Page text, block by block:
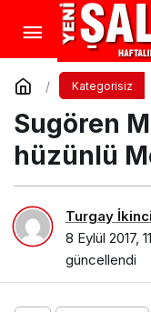
Kategorisiz
Sugören
hüzünlü
Turgay İkinci
8 Eylül 2017,
güncellendi